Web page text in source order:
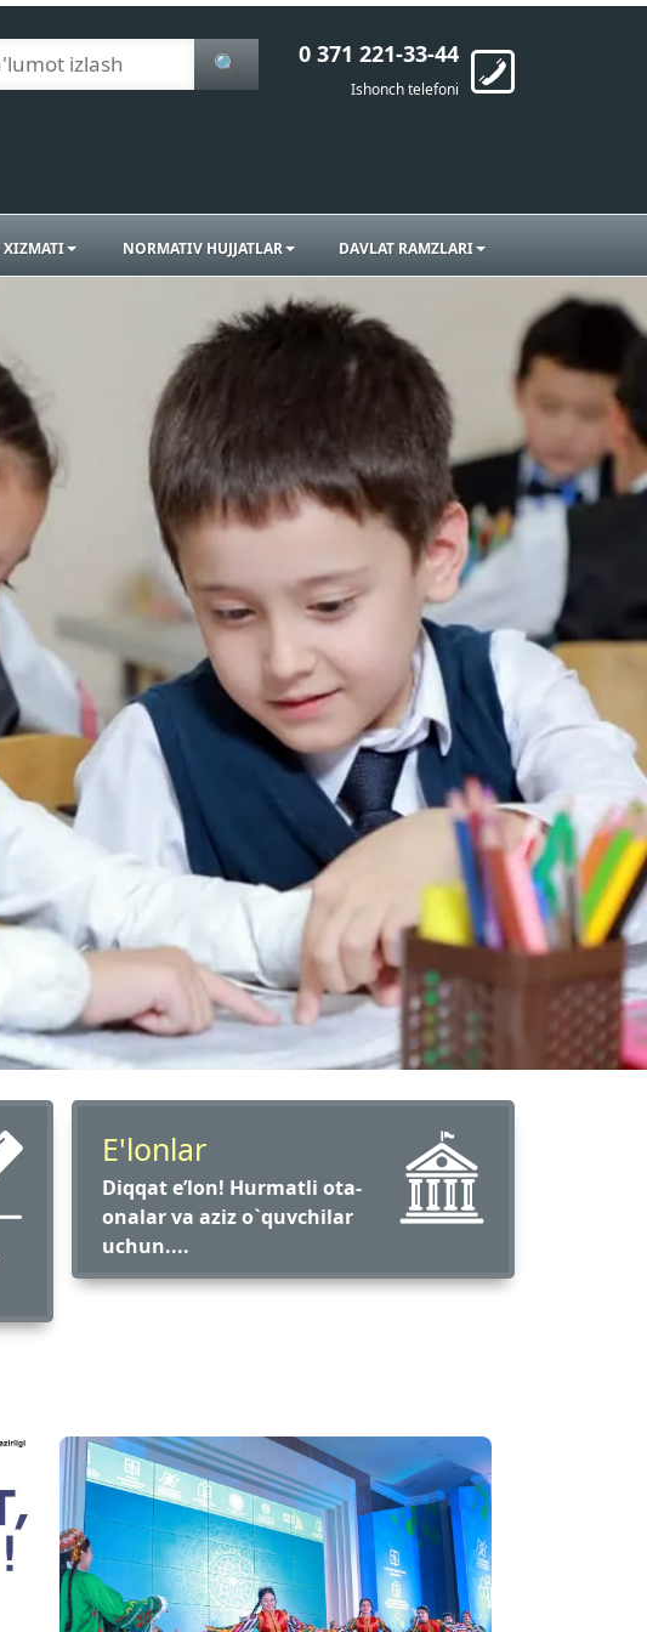
0 371 221-33-44
Ishonch telefoni
🔍
XIZMATI NORMATIV HUJJATLAR DAVLAT RAMZLARI
E'lonlar
Diqqat e’lon! Hurmatli ota-
onalar va aziz o`quvchilar
uchun....